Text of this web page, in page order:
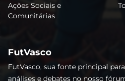
Ações Sociais e
Comunitárias
FutVasco
FutVasco, sua fonte principal
análises e debates no nosso